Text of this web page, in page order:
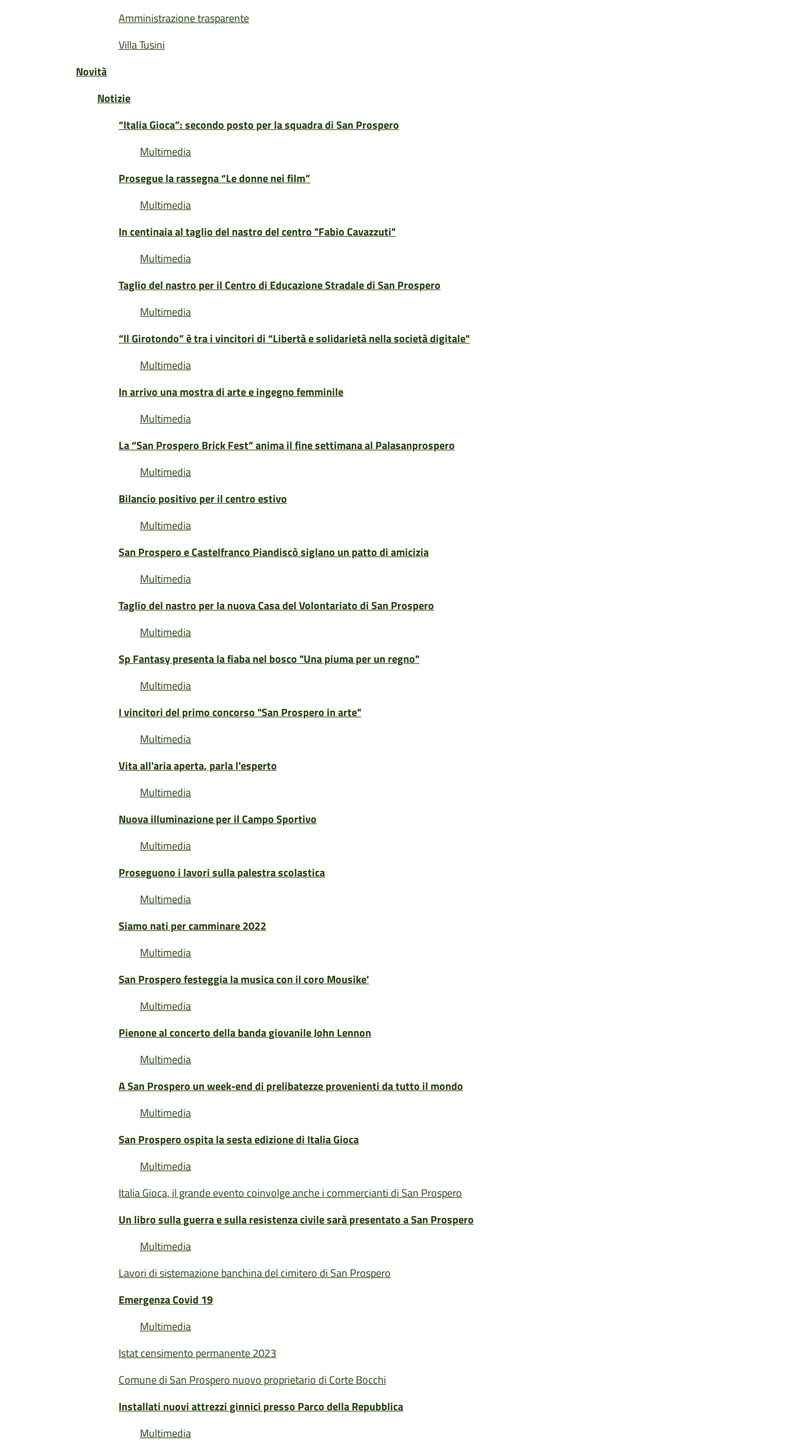
Amministrazione trasparente
Villa Tusini
Novità
Notizie
“Italia Gioca”: secondo posto per la squadra di San Prospero
Multimedia
Prosegue la rassegna “Le donne nei film”
Multimedia
In centinaia al taglio del nastro del centro "Fabio Cavazzuti"
Multimedia
Taglio del nastro per il Centro di Educazione Stradale di San Prospero
Multimedia
“Il Girotondo” è tra i vincitori di “Libertà e solidarietà nella società digitale"
Multimedia
In arrivo una mostra di arte e ingegno femminile
Multimedia
La “San Prospero Brick Fest” anima il fine settimana al Palasanprospero
Multimedia
Bilancio positivo per il centro estivo
Multimedia
San Prospero e Castelfranco Piandiscò siglano un patto di amicizia
Multimedia
Taglio del nastro per la nuova Casa del Volontariato di San Prospero
Multimedia
Sp Fantasy presenta la fiaba nel bosco "Una piuma per un regno"
Multimedia
I vincitori del primo concorso "San Prospero in arte"
Multimedia
Vita all'aria aperta, parla l'esperto
Multimedia
Nuova illuminazione per il Campo Sportivo
Multimedia
Proseguono i lavori sulla palestra scolastica
Multimedia
Siamo nati per camminare 2022
Multimedia
San Prospero festeggia la musica con il coro Mousike'
Multimedia
Pienone al concerto della banda giovanile John Lennon
Multimedia
A San Prospero un week-end di prelibatezze provenienti da tutto il mondo
Multimedia
San Prospero ospita la sesta edizione di Italia Gioca
Multimedia
Italia Gioca, il grande evento coinvolge anche i commercianti di San Prospero
Un libro sulla guerra e sulla resistenza civile sarà presentato a San Prospero
Multimedia
Lavori di sistemazione banchina del cimitero di San Prospero
Emergenza Covid 19
Multimedia
Istat censimento permanente 2023
Comune di San Prospero nuovo proprietario di Corte Bocchi
Installati nuovi attrezzi ginnici presso Parco della Repubblica
Multimedia